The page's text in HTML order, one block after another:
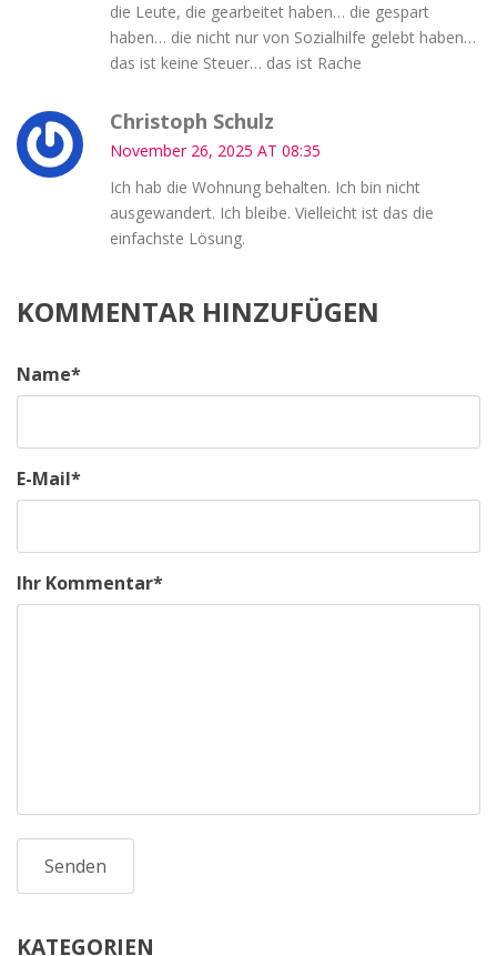
die Leute, die gearbeitet haben… die gespart
haben… die nicht nur von Sozialhilfe gelebt haben…
das ist keine Steuer… das ist Rache
Christoph Schulz
November 26, 2025 AT 08:35
Ich hab die Wohnung behalten. Ich bin nicht
ausgewandert. Ich bleibe. Vielleicht ist das die
einfachste Lösung.
KOMMENTAR HINZUFÜGEN
Name*
E-Mail*
Ihr Kommentar*
KATEGORIEN